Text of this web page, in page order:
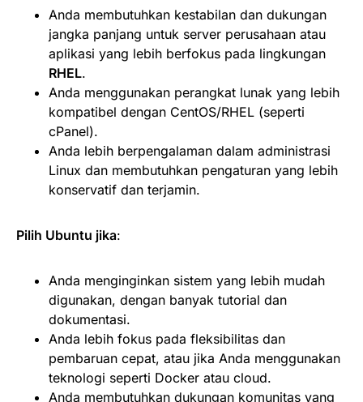
Anda membutuhkan kestabilan dan dukungan
jangka panjang untuk server perusahaan atau
aplikasi yang lebih berfokus pada lingkungan
RHEL.
Anda menggunakan perangkat lunak yang lebih
kompatibel dengan CentOS/RHEL (seperti
cPanel).
Anda lebih berpengalaman dalam administrasi
Linux dan membutuhkan pengaturan yang lebih
konservatif dan terjamin.
Pilih Ubuntu jika:
Anda menginginkan sistem yang lebih mudah
digunakan, dengan banyak tutorial dan
dokumentasi.
Anda lebih fokus pada fleksibilitas dan
pembaruan cepat, atau jika Anda menggunakan
teknologi seperti Docker atau cloud.
Anda membutuhkan dukungan komunitas yang